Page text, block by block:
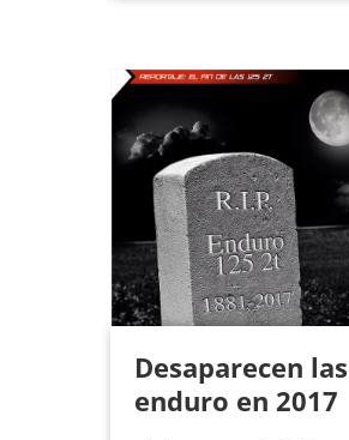
Desaparecen
enduro en 2017